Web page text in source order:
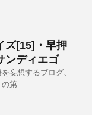
ズ[15]・早押
ンディエゴ
妄想するブログ、
の第